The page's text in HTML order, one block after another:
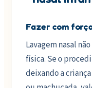
Fazer com
Lavagem nasal
física. Se o
deixando a